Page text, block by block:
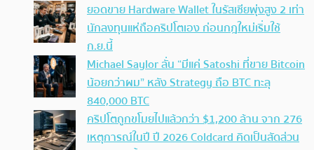
ยอดขาย Hardware Wallet ในรัสเซียพุ่งสูง 2 เท่า
นักลงทุนแห่ถือคริปโตเอง ก่อนกฎใหม่เริ่มใช้
ก.ย.นี้
Michael Saylor ลั่น “มีแค่ Satoshi ที่ขาย Bitcoin
น้อยกว่าผม” หลัง Strategy ถือ BTC ทะลุ
840,000 BTC
คริปโตถูกขโมยไปแล้วกว่า $1,200 ล้าน จาก 276
เหตุการณ์ในปี ปี 2026 Coldcard คิดเป็นสัดส่วน